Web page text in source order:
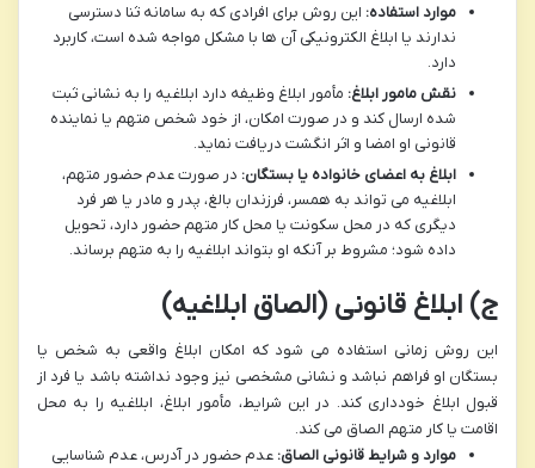
موارد استفاده: این روش برای افرادی که به سامانه ثنا دسترسی
ندارند یا ابلاغ الکترونیکی آن ها با مشکل مواجه شده است، کاربرد
دارد.
نقش مامور ابلاغ: مأمور ابلاغ وظیفه دارد ابلاغیه را به نشانی ثبت
شده ارسال کند و در صورت امکان، از خود شخص متهم یا نماینده
قانونی او امضا و اثر انگشت دریافت نماید.
ابلاغ به اعضای خانواده یا بستگان: در صورت عدم حضور متهم،
ابلاغیه می تواند به همسر، فرزندان بالغ، پدر و مادر یا هر فرد
دیگری که در محل سکونت یا محل کار متهم حضور دارد، تحویل
داده شود؛ مشروط بر آنکه او بتواند ابلاغیه را به متهم برساند.
ج) ابلاغ قانونی (الصاق ابلاغیه)
این روش زمانی استفاده می شود که امکان ابلاغ واقعی به شخص یا
بستگان او فراهم نباشد و نشانی مشخصی نیز وجود نداشته باشد یا فرد از
قبول ابلاغ خودداری کند. در این شرایط، مأمور ابلاغ، ابلاغیه را به محل
اقامت یا کار متهم الصاق می کند.
موارد و شرایط قانونی الصاق: عدم حضور در آدرس، عدم شناسایی